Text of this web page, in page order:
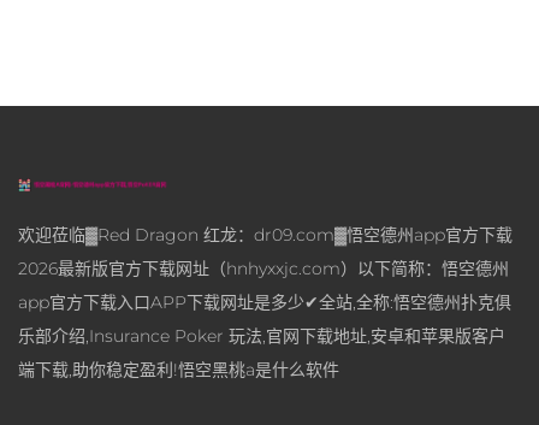
欢迎莅临▓Red Dragon 红龙：dr09.com▓悟空德州app官方下载
2026最新版官方下载网址（hnhyxxjc.com）以下简称：悟空德州
app官方下载入口APP下载网址是多少✔全站,全称:悟空德州扑克俱
乐部介绍,Insurance Poker 玩法,官网下载地址,安卓和苹果版客户
端下载,助你稳定盈利!悟空黑桃a是什么软件